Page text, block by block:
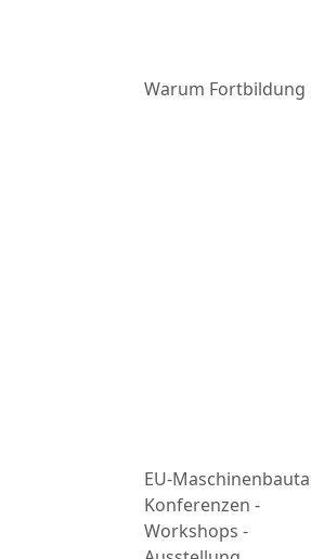
Warum Fortbildung
EU-
Konferenzen -
Workshops -